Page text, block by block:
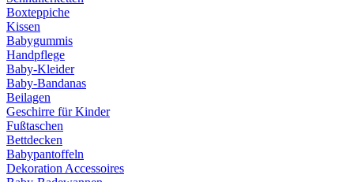
Boxteppiche
Kissen
Babygummis
Handpflege
Baby-Kleider
Baby-Bandanas
Beilagen
Geschirre für Kinder
Fußtaschen
Bettdecken
Babypantoffeln
Dekoration Accessoires